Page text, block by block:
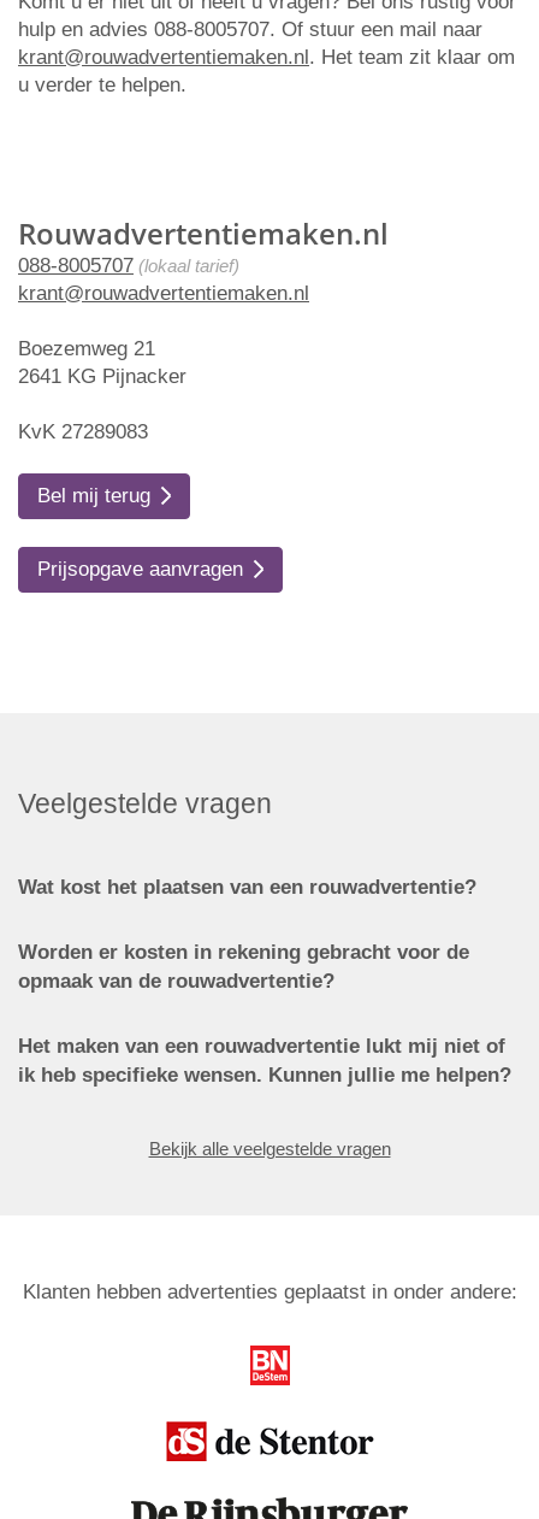
Rouwadvertentiemaken.nl
088-8005707 (lokaal tarief)
krant@rouwadvertentiemaken.nl
Boezemweg 21
2641 KG Pijnacker
KvK 27289083
Bel mij terug
Prijsopgave aanvragen
hulp en advies 088-8005707. Of stuur een mail naar
krant@rouwadvertentiemaken.nl. Het team zit klaar om
u verder te helpen.
Veelgestelde vragen
Wat kost het plaatsen van een rouwadvertentie?
Worden er kosten in rekening gebracht voor de
opmaak van de rouwadvertentie?
Het maken van een rouwadvertentie lukt mij niet of
ik heb specifieke wensen. Kunnen jullie me helpen?
Bekijk alle veelgestelde vragen
Klanten hebben advertenties geplaatst in onder andere: